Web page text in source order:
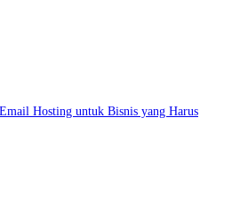
Hosting untuk Bisnis yang Harus